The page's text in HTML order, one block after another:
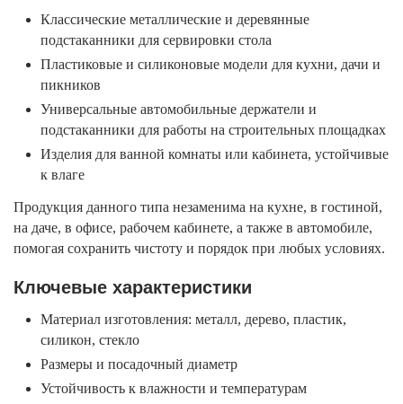
Классические металлические и деревянные
подстаканники для сервировки стола
Пластиковые и силиконовые модели для кухни, дачи и
пикников
Универсальные автомобильные держатели и
подстаканники для работы на строительных площадках
Изделия для ванной комнаты или кабинета, устойчивые
к влаге
Продукция данного типа незаменима на кухне, в гостиной,
на даче, в офисе, рабочем кабинете, а также в автомобиле,
помогая сохранить чистоту и порядок при любых условиях.
Ключевые характеристики
Материал изготовления: металл, дерево, пластик,
силикон, стекло
Размеры и посадочный диаметр
Устойчивость к влажности и температурам